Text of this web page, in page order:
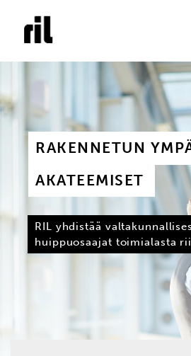
RAKENNETUN
AKATEEMISET
RIL yhdistää
huippuosaajat toimialasta